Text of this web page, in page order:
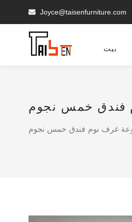
Joyce@taisenfurniture.com
بيت
فندق خمس نجوم